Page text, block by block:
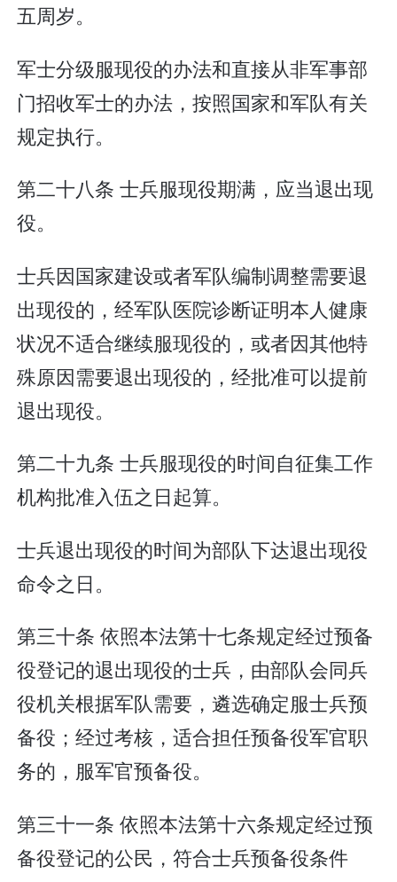
五周岁。
军士分级服现役的办法和直接从非军事部
门招收军士的办法，按照国家和军队有关
规定执行。
第二十八条 士兵服现役期满，应当退出现
役。
士兵因国家建设或者军队编制调整需要退
出现役的，经军队医院诊断证明本人健康
状况不适合继续服现役的，或者因其他特
殊原因需要退出现役的，经批准可以提前
退出现役。
第二十九条 士兵服现役的时间自征集工作
机构批准入伍之日起算。
士兵退出现役的时间为部队下达退出现役
命令之日。
第三十条 依照本法第十七条规定经过预备
役登记的退出现役的士兵，由部队会同兵
役机关根据军队需要，遴选确定服士兵预
备役；经过考核，适合担任预备役军官职
务的，服军官预备役。
第三十一条 依照本法第十六条规定经过预
备役登记的公民，符合士兵预备役条件